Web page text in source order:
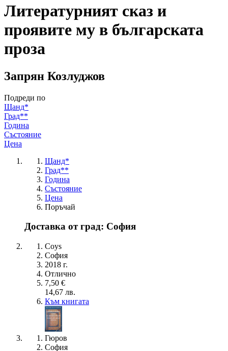
Литературният сказ и
проявите му в българската
проза
Запрян Козлуджов
Подреди по
Щанд*
Град**
Година
Състояние
Цена
Щанд*
Град**
Година
Състояние
Цена
Поръчай
Доставка от град: София
Coys
София
2018 г.
Отлично
7,50 €
14,67 лв.
Към книгата
Гюров
София